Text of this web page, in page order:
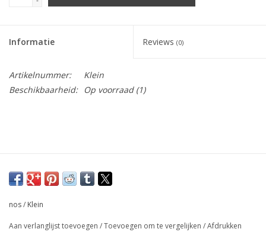
Informatie Reviews (0)
Artikelnummer:
Klein
Beschikbaarheid:
Op voorraad(1)
nos/ Klein
Aan verlanglijst toevoegen /Toevoegen om te vergelijken /Afdrukken